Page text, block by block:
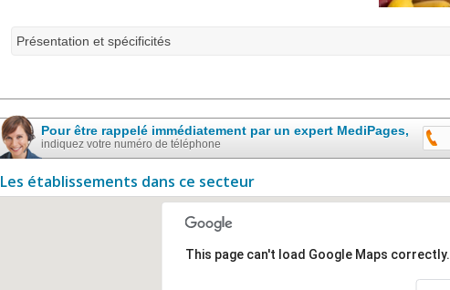
Présentation et spécificités
Pour être rappelé immédiatement par un expert MediPages,
indiquez votre numéro de téléphone
Les établissements dans ce secteur
This page can't load Google Maps correctly.